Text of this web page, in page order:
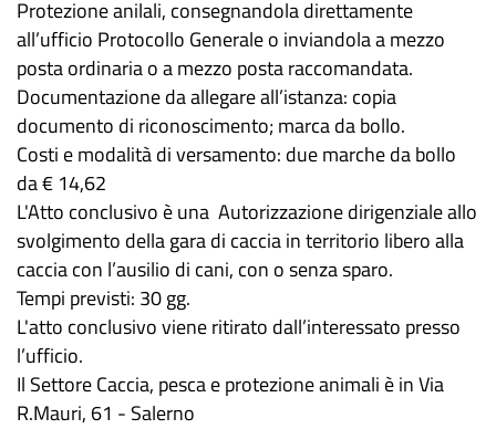
Protezione anilali, consegnandola direttamente
all’ufficio Protocollo Generale o inviandola a mezzo
posta ordinaria o a mezzo posta raccomandata.
Documentazione da allegare all’istanza: copia
documento di riconoscimento; marca da bollo.
Costi e modalità di versamento: due marche da bollo
da € 14,62
L'Atto conclusivo è una Autorizzazione dirigenziale allo
svolgimento della gara di caccia in territorio libero alla
caccia con l’ausilio di cani, con o senza sparo.
Tempi previsti: 30 gg.
L'atto conclusivo viene ritirato dall’interessato presso
l’ufficio.
Il Settore Caccia, pesca e protezione animali è in Via
R.Mauri, 61 - Salerno